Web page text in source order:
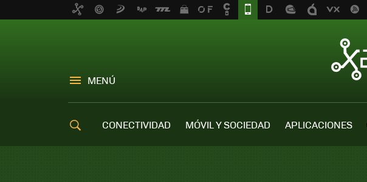
MENÚ
CONECTIVIDAD MÓVIL Y SOCIEDAD APLICACIONES